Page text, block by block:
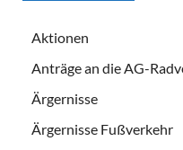
Aktionen
Anträge an die AG-
Ärgernisse
Ärgernisse Fußverkehr